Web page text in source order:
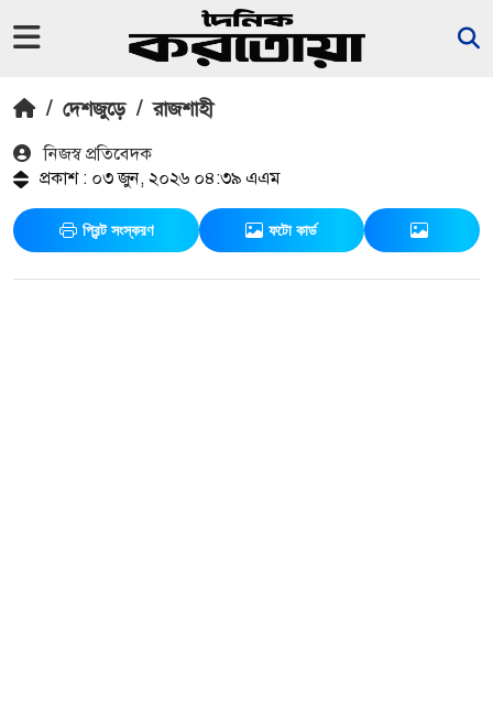
/ দেশজুড়ে / রাজশাহী
নিজস্ব প্রতিবেদক
প্রকাশ : ০৩ জুন, ২০২৬ ০৪:৩৯ এএম
প্রিন্ট সংস্করণ ফটো কার্ড